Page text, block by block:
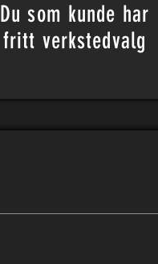
Du som kunde har
fritt verkstedvalg